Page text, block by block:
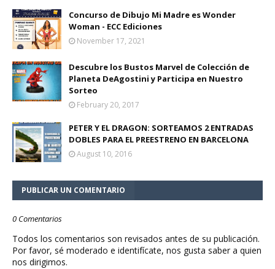
Concurso de Dibujo Mi Madre es Wonder
Woman - ECC Ediciones
November 17, 2021
Descubre los Bustos Marvel de Colección de
Planeta DeAgostini y Participa en Nuestro
Sorteo
February 20, 2017
PETER Y EL DRAGON: SORTEAMOS 2 ENTRADAS
DOBLES PARA EL PREESTRENO EN BARCELONA
August 10, 2016
PUBLICAR UN COMENTARIO
0 Comentarios
Todos los comentarios son revisados antes de su publicación.
Por favor, sé moderado e identifícate, nos gusta saber a quien
nos dirigimos.